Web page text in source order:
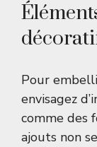
Pour
envisagez
comme des
ajouts non